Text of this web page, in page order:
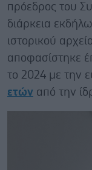
πρόεδρος του
διάρκεια
ιστορικού
αποφασίστηκε
το 2024 με την
ετών από την